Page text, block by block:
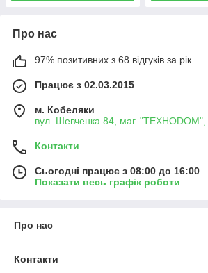
Про нас
97% позитивних з 68 відгуків за рік
Працює з 02.03.2015
м. Кобеляки
вул. Шевченка 84, маг. "ТЕХНОDOM",
Контакти
Сьогодні працює з 08:00 до 16:00
Показати весь графік роботи
Про нас
Контакти